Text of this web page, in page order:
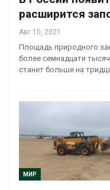
расширится
Авг 10, 2021
Площадь природного
более семнадцати
станет больше на
МИР